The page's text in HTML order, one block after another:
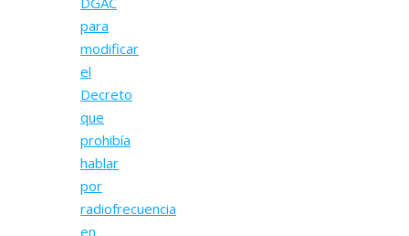
para
modificar
el
Decreto
que
prohibía
hablar
por
radiofrecuencia
en